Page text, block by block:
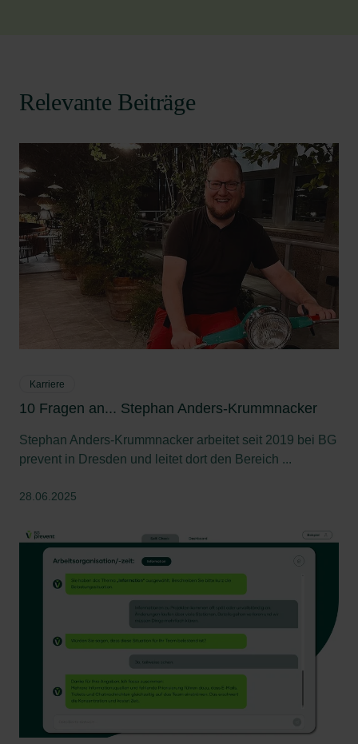
Relevante Beiträge
Karriere
10 Fragen an... Stephan Anders-Krummnacker
Stephan Anders-Krummnacker arbeitet seit 2019 bei BG
prevent in Dresden und leitet dort den Bereich ...
28.06.2025